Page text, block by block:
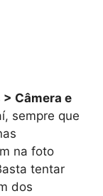
Câmera e
sempre que
na foto
tentar
dos